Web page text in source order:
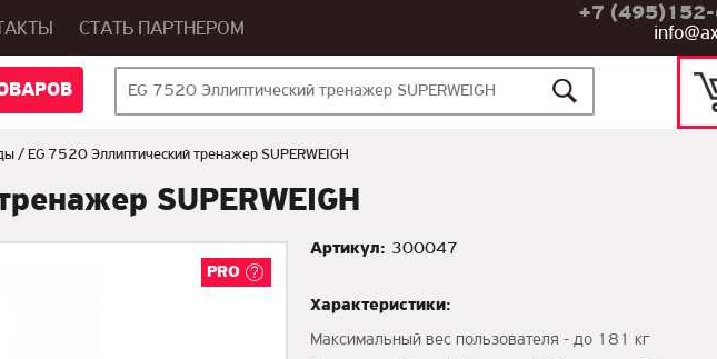
СТАТЬ ПАРТНЕРОМ
+7
/ EG 7520 Эллиптический тренажер SUPERWEIGH
SUPERWEIGH
PRO
Артикул: 300047
Характеристики:
Максимальный вес пользователя - до 181 кг